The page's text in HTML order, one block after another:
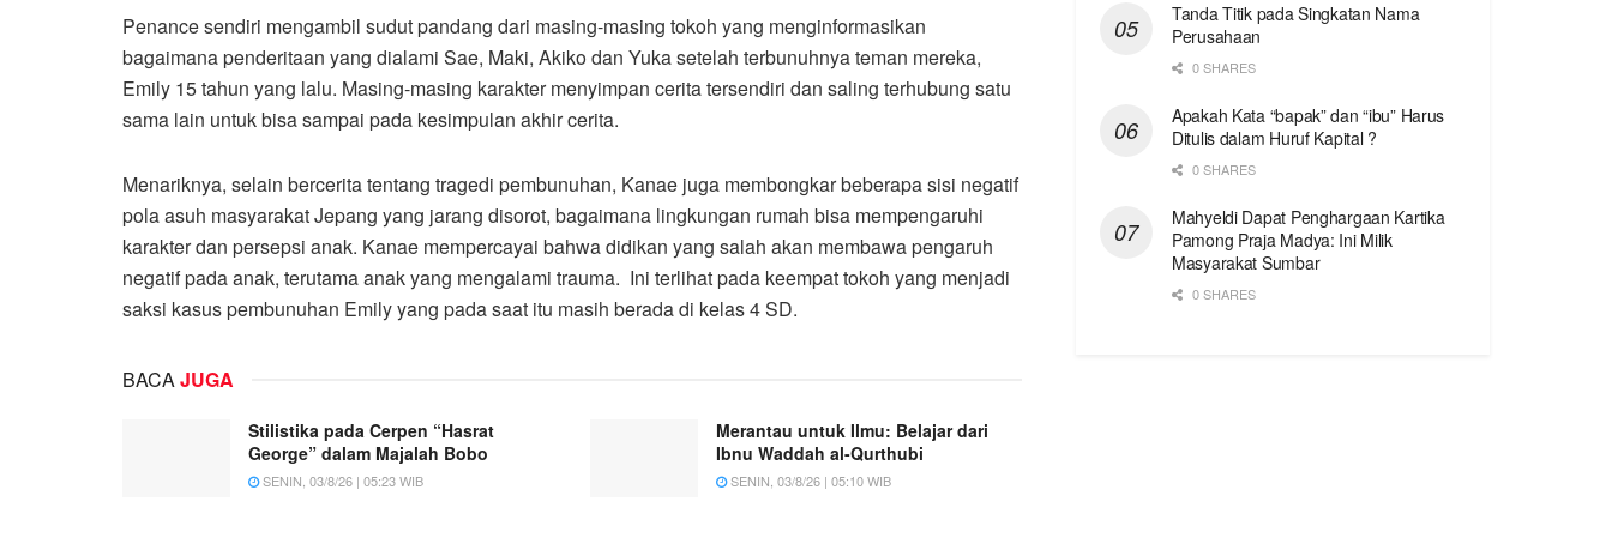
Penance sendiri mengambil sudut pandang dari masing-masing tokoh yang menginformasikan
bagaimana penderitaan yang dialami Sae, Maki, Akiko dan Yuka setelah terbunuhnya teman mereka,
Emily 15 tahun yang lalu. Masing-masing karakter menyimpan cerita tersendiri dan saling terhubung satu
sama lain untuk bisa sampai pada kesimpulan akhir cerita.
Menariknya, selain bercerita tentang tragedi pembunuhan, Kanae juga membongkar beberapa sisi negatif
pola asuh masyarakat Jepang yang jarang disorot, bagaimana lingkungan rumah bisa mempengaruhi
karakter dan persepsi anak. Kanae mempercayai bahwa didikan yang salah akan membawa pengaruh
negatif pada anak, terutama anak yang mengalami trauma. Ini terlihat pada keempat tokoh yang menjadi
saksi kasus pembunuhan Emily yang pada saat itu masih berada di kelas 4 SD.
BACAJUGA
Stilistika pada Cerpen “Hasrat
George” dalam Majalah Bobo
SENIN, 03/8/26 | 05:23 WIB
Merantau untuk Ilmu: Belajar dari
Ibnu Waddah al-Qurthubi
SENIN, 03/8/26 | 05:10 WIB
Tanda Titik pada Singkatan Nama
Perusahaan
0 SHARES
Apakah Kata “bapak” dan “ibu” Harus
Ditulis dalam Huruf Kapital ?
0 SHARES
Mahyeldi Dapat Penghargaan Kartika
Pamong Praja Madya: Ini Milik
Masyarakat Sumbar
0 SHARES